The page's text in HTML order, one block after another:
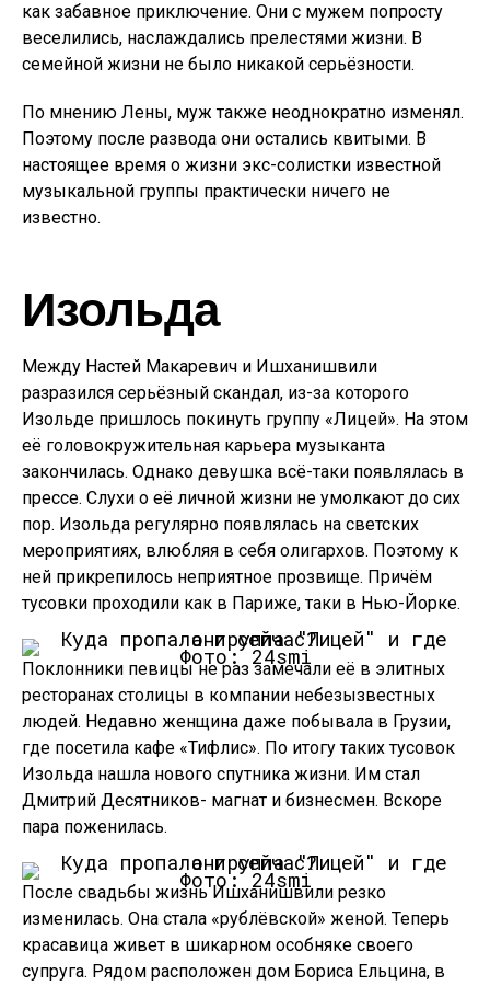
как забавное приключение. Они с мужем попросту
веселились, наслаждались прелестями жизни. В
семейной жизни не было никакой серьёзности.
По мнению Лены, муж также неоднократно изменял.
Поэтому после развода они остались квитыми. В
настоящее время о жизни экс-солистки известной
музыкальной группы практически ничего не
известно.
Изольда
Между Настей Макаревич и Ишханишвили
разразился серьёзный скандал, из-за которого
Изольде пришлось покинуть группу «Лицей». На этом
её головокружительная карьера музыканта
закончилась. Однако девушка всё-таки появлялась в
прессе. Слухи о её личной жизни не умолкают до сих
пор. Изольда регулярно появлялась на светских
мероприятиях, влюбляя в себя олигархов. Поэтому к
ней прикрепилось неприятное прозвище. Причём
тусовки проходили как в Париже, таки в Нью-Йорке.
Фото: 24smi
Поклонники певицы не раз замечали её в элитных
ресторанах столицы в компании небезызвестных
людей. Недавно женщина даже побывала в Грузии,
где посетила кафе «Тифлис». По итогу таких тусовок
Изольда нашла нового спутника жизни. Им стал
Дмитрий Десятников- магнат и бизнесмен. Вскоре
пара поженилась.
Фото: 24smi
После свадьбы жизнь Ишханишвили резко
изменилась. Она стала «рублёвской» женой. Теперь
красавица живет в шикарном особняке своего
супруга. Рядом расположен дом Бориса Ельцина, в